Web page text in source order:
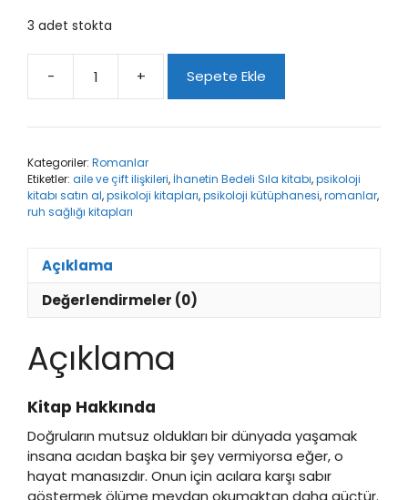
3 adet stokta
-
İhanetin
Bedeli
Sıla
+ Sepete Ekle
Kategoriler: Romanlar
Etiketler: aile ve çift ilişkileri, İhanetin Bedeli Sıla kitabı,psikoloji
kitabı satın al,psikoloji kitapları,psikoloji kütüphanesi,romanlar,
ruh sağlığı kitapları
Açıklama
Değerlendirmeler (0)
Açıklama
Kitap Hakkında
Doğruların mutsuz oldukları bir dünyada yaşamak
insana acıdan başka bir şey vermiyorsa eğer, o
hayat manasızdır. Onun için acılara karşı sabır